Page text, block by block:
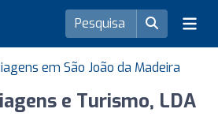
em São João da Madeira
e Turismo, LDA